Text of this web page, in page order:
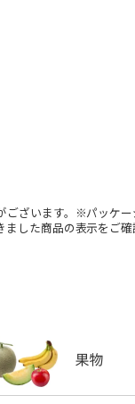
ざいます。※パッケ
した商品の表示をご確